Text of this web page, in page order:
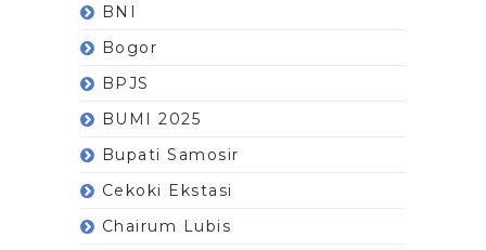
BNI
Bogor
BPJS
BUMI 2025
Bupati Samosir
Cekoki Ekstasi
Chairum Lubis